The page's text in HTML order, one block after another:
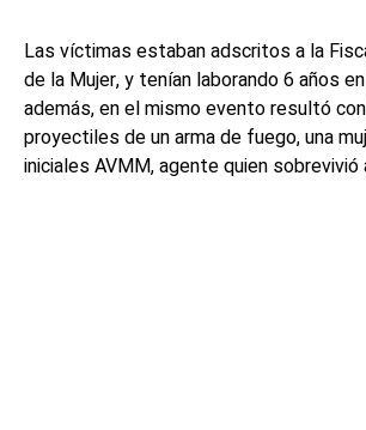
Las víctimas estaban adscritos a la
de la Mujer, y tenían laborando 6 años
además, en el mismo evento resultó
proyectiles de un arma de fuego, una
iniciales AVMM, agente quien sobrevivió